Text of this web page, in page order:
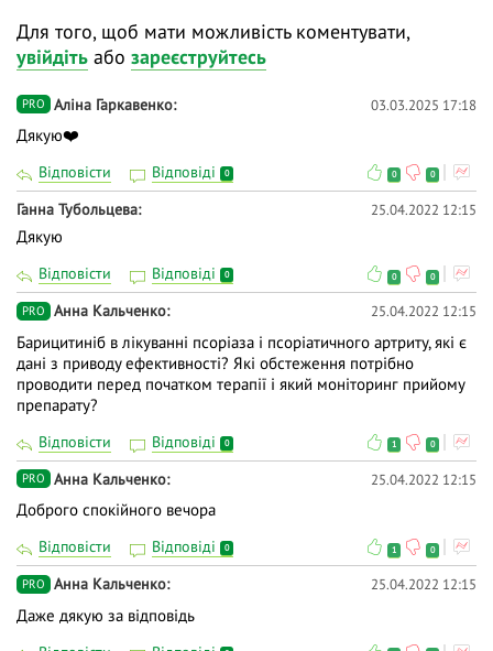
Для того, щоб мати можливість коментувати,
увійдіть або зареєструйтесь
PRO Аліна Гаркавенко 03.03.2025 17:18
Дякую❤️
Відповісти Відповіді 0 0 0
Ганна Тубольцева 25.04.2022 12:15
Дякую
Відповісти Відповіді 0 0 0
PRO Анна Кальченко 25.04.2022 12:15
Барицитиніб в лікуванні псоріаза і псоріатичного артриту, які є
дані з приводу ефективності? Які обстеження потрібно
проводити перед початком терапії і який моніторинг прийому
препарату?
Відповісти Відповіді 0 1 0
PRO Анна Кальченко 25.04.2022 12:15
Доброго спокійного вечора
Відповісти Відповіді 0 1 0
PRO Анна Кальченко 25.04.2022 12:15
Даже дякую за відповідь